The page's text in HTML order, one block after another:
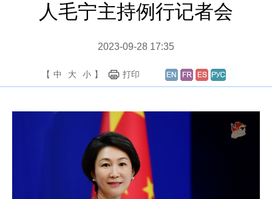
人毛宁主持例行记者会
2023-09-28 17:35
【 中 大 小 】 打印